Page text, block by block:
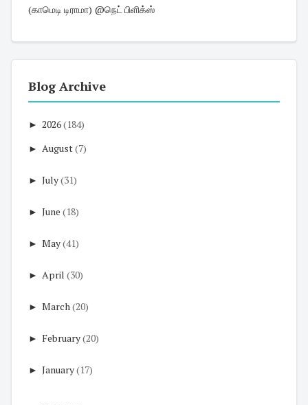
(காமெடி டிராமா) @நெட் பிளிக்ஸ்
Blog Archive
► 2026(184)
► August(7)
► July(31)
► June (18)
► May(41)
► April (30)
► March(20)
► February(20)
► January(17)